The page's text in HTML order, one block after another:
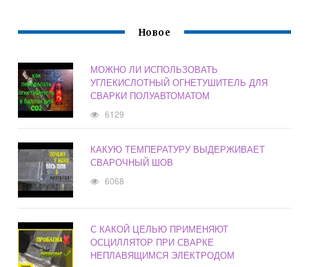
Новое
МОЖНО ЛИ ИСПОЛЬЗОВАТЬ
УГЛЕКИСЛОТНЫЙ ОГНЕТУШИТЕЛЬ ДЛЯ
СВАРКИ ПОЛУАВТОМАТОМ
6129
КАКУЮ ТЕМПЕРАТУРУ ВЫДЕРЖИВАЕТ
СВАРОЧНЫЙ ШОВ
6068
С КАКОЙ ЦЕЛЬЮ ПРИМЕНЯЮТ
ОСЦИЛЛЯТОР ПРИ СВАРКЕ
НЕПЛАВЯЩИМСЯ ЭЛЕКТРОДОМ